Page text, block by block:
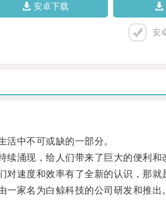
安卓下载
安
中不可或缺的一部分。
涌现，给人们带来了巨大的便利和
速度和效率有了全新的认识，那就
家名为白鲸科技的公司研发和推出